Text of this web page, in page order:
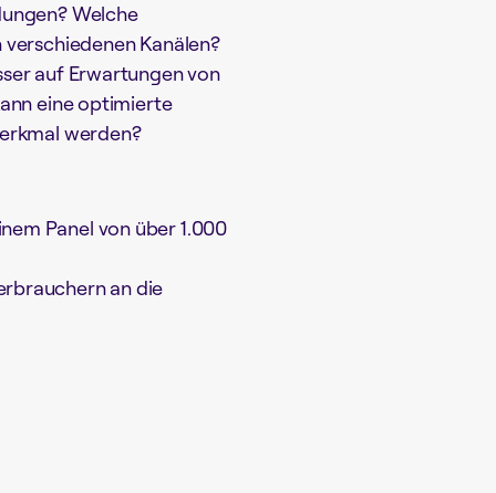
Welche
Kanälen?
auf Erwartungen von
eine optimierte
werden?
Panel von über 1.000
an die